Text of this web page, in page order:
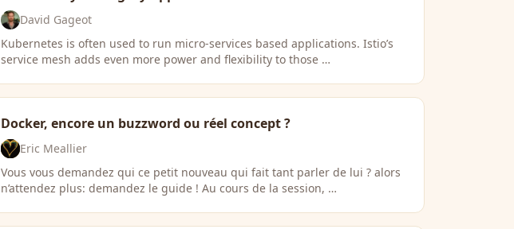
David Gageot
Kubernetes is often used to run micro-services based applications. Istio’s
service mesh adds even more power and flexibility to those …
Docker, encore un buzzword ou réel concept ?
Eric Meallier
Vous vous demandez qui ce petit nouveau qui fait tant parler de lui ? alors
n’attendez plus: demandez le guide ! Au cours de la session, …